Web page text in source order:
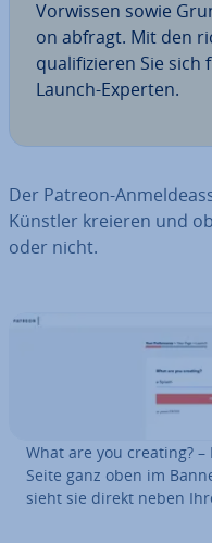
Vorwissen sowie
on abfragt. Mit den
qua­li­fi­zie­ren Sie
Launch-Experten.
Der Patreon-
Künstler kreieren und
oder nicht.
What are you creating?
Seite ganz oben im
sieht sie direkt neben